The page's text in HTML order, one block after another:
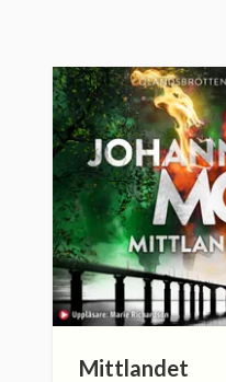
Mittlandet